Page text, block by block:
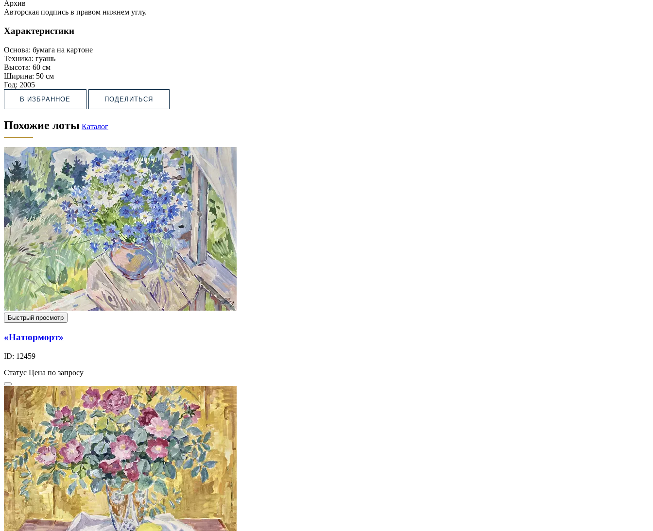
Архив
Авторская подпись в правом нижнем углу.
Характеристики
Основа: бумага на картоне
Техника: гуашь
Высота: 60 см
Ширина: 50 см
Год: 2005
В ИЗБРАННОЕ ПОДЕЛИТЬСЯ
Похожие лоты Каталог
Быстрый просмотр
«Натюрморт»
ID: 12459
Статус Цена по запросу